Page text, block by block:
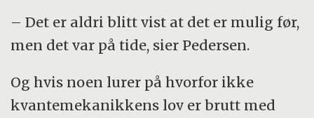
– Det er aldri blitt vist at det er mulig før,
men det var på tide, sier Pedersen.
Og hvis noen lurer på hvorfor ikke
kvantemekanikkens lov er brutt med